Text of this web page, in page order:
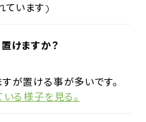
ています)
けますか？
が置ける事が多いです。
る様子を見る。